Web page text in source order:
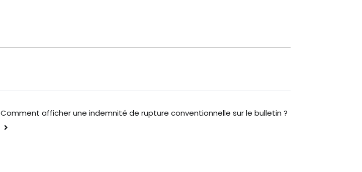
Comment afficher une indemnité de rupture conventionnelle sur le bulletin ?